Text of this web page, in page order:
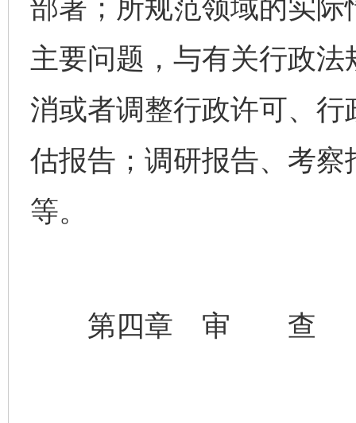
部署；所规范领域的实
主要问题，与有关行政
消或者调整行政许可、
估报告；调研报告、考
等。
第四章 审 查